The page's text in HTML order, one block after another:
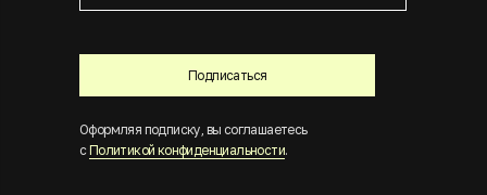
Подписаться
Оформляя подписку, вы соглашаетесь
с Политикой конфиденциальности.